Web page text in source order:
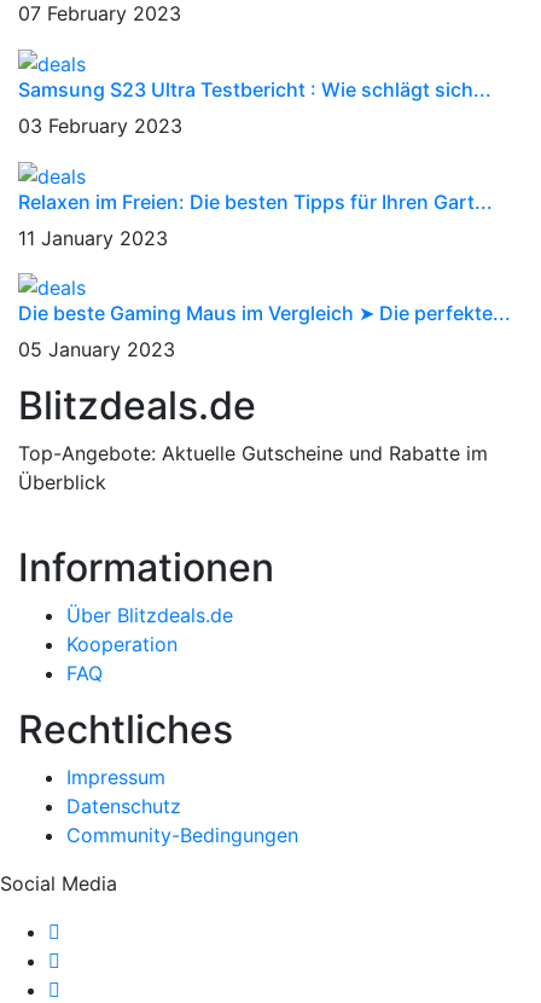
07 February 2023
Samsung S23 Ultra Testbericht : Wie schlägt sich...
03 February 2023
Relaxen im Freien: Die besten Tipps für Ihren Gart...
11 January 2023
Die beste Gaming Maus im Vergleich ➤ Die perfekte...
05 January 2023
Blitzdeals.de
Top-Angebote: Aktuelle Gutscheine und Rabatte im
Überblick
Informationen
Über Blitzdeals.de
Kooperation
FAQ
Rechtliches
Impressum
Datenschutz
Community-Bedingungen
Social Media